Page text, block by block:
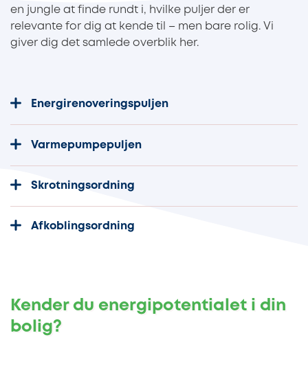
en jungle at finde rundt i, hvilke puljer der er
relevante for dig at kende til – men bare rolig. Vi
giver dig det samlede overblik her.
Energirenoveringspuljen
Varmepumpepuljen
Skrotningsordning
Afkoblingsordning
Kender du energipotentialet i din
bolig?